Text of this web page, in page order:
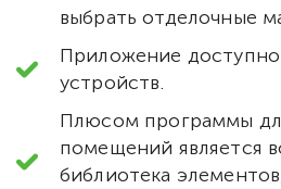
выбрать отделочные
Приложение
устройств.
Плюсом программы
помещений является
библиотека